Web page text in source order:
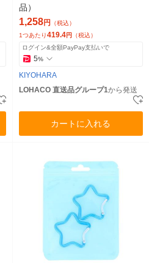
品）
1,258円 （税込）
1つあたり419.4円 （税込）
ログイン&全額PayPay支払いで
5%
KIYOHARA
LOHACO 直送品グループ1から発送
カートに入れる